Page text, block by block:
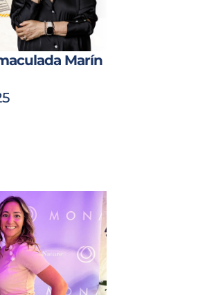
Marín